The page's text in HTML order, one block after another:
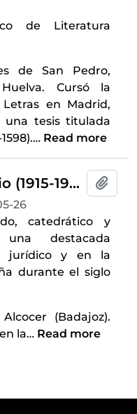
de Literatura
de San Pedro,
Cursó la
en Madrid,
una tesis titulada
… Read more
Hernández Gil, Antonio (1915-1994)
26
catedrático y
destacada
jurídico y en la
durante el siglo
(Badajoz).
la… Read more